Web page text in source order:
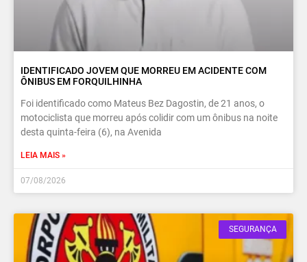
IDENTIFICADO JOVEM QUE MORREU EM ACIDENTE COM
ÔNIBUS EM FORQUILHINHA
Foi identificado como Mateus Bez Dagostin, de 21 anos, o
motociclista que morreu após colidir com um ônibus na noite
desta quinta-feira (6), na Avenida
LEIA MAIS »
07/08/2026
SEGURANÇA